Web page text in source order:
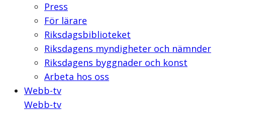
Press
För lärare
Riksdagsbiblioteket
Riksdagens myndigheter och nämnder
Riksdagens byggnader och konst
Arbeta hos oss
Webb-tv
Webb-tv